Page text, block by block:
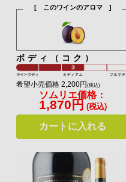
[ このワインのアロマ ]
ボディ（コク）
希望小売価格 2,200円 (税込)
ソムリエ価格：
1,870円 (税込)
カートに入れる